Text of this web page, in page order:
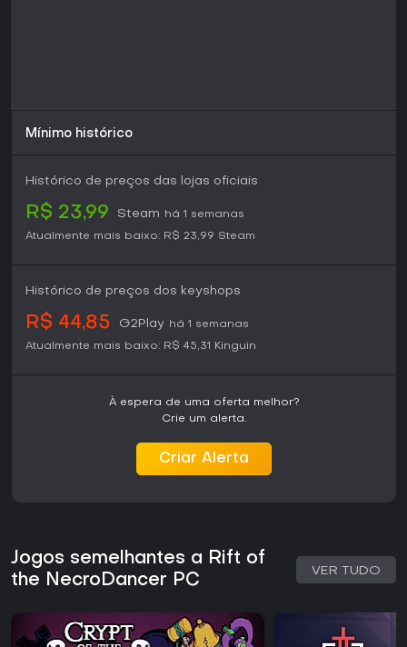
Mínimo histórico
Histórico de preços das lojas oficiais
R$ 23,99 Steam
há 1 semanas
Atualmente mais baixo: R$ 23,99 Steam
Histórico de preços dos keyshops
R$ 44,85 G2Play há 1 semanas
Atualmente mais baixo: R$ 45,31 Kinguin
À espera de uma oferta melhor?
Crie um alerta.
Criar Alerta
Jogos semelhantes a Rift of
the NecroDancer PC
VER TUDO